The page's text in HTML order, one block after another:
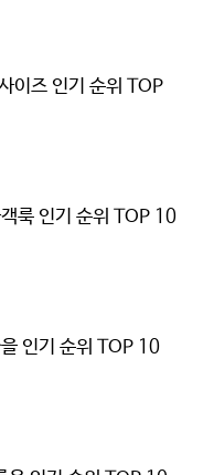
이즈 인기 순위 TOP
룩 인기 순위 TOP 10
인기 순위 TOP 10